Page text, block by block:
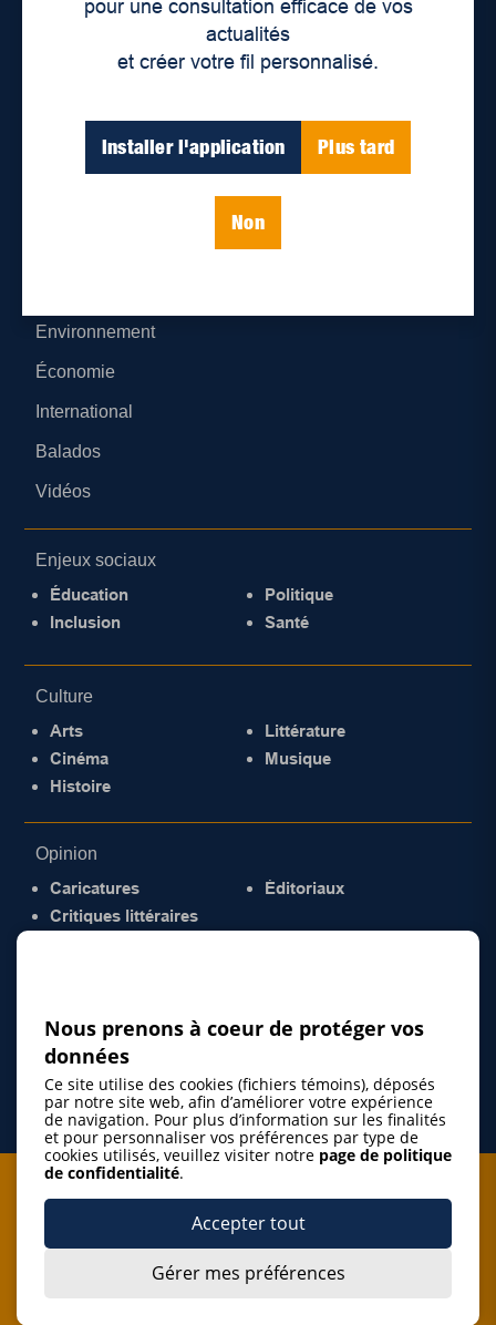
pour une consultation efficace de vos
actualités
et créer votre fil personnalisé.
Installer l'application Plus tard
Non
Parutions numériques
Environnement
Économie
International
Balados
Vidéos
Enjeux sociaux
Éducation
Inclusion
Politique
Santé
Culture
Arts
Cinéma
Histoire
Littérature
Musique
Opinion
Caricatures
Critiques littéraires
Éditoriaux
Je m'abonne à l'infolettre
J’accepte de m’abonner à l’infolettre de La Gazette de la
Nous prenons à coeur de protéger vos
données
Ce site utilise des cookies (fichiers témoins), déposés
par notre site web, afin d’améliorer votre expérience
de navigation. Pour plus d’information sur les finalités
et pour personnaliser vos préférences par type de
cookies utilisés, veuillez visiter notre page de politique
de confidentialité.
Accepter tout
Gérer mes préférences